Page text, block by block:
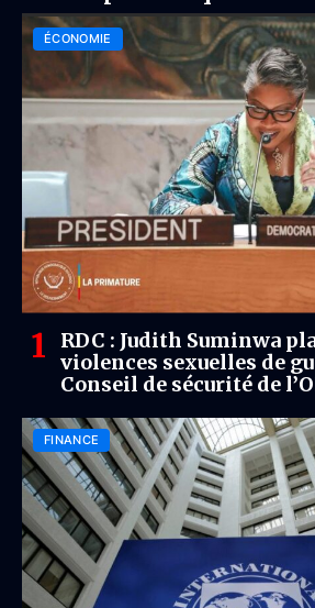
ÉCONOMIE
RDC : Judith Suminwa
violences sexuelles de
Conseil de sécurité de
FINANCE